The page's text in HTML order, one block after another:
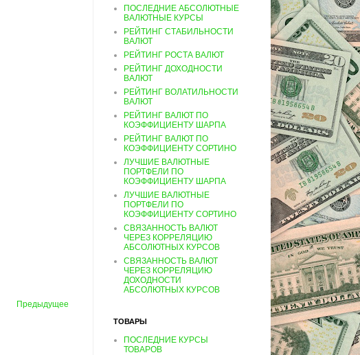
Предыдущее
ПОСЛЕДНИЕ АБСОЛЮТНЫЕ
ВАЛЮТНЫЕ КУРСЫ
РЕЙТИНГ СТАБИЛЬНОСТИ
ВАЛЮТ
РЕЙТИНГ РОСТА ВАЛЮТ
РЕЙТИНГ ДОХОДНОСТИ
ВАЛЮТ
РЕЙТИНГ ВОЛАТИЛЬНОСТИ
ВАЛЮТ
РЕЙТИНГ ВАЛЮТ ПО
КОЭФФИЦИЕНТУ ШАРПА
РЕЙТИНГ ВАЛЮТ ПО
КОЭФФИЦИЕНТУ СОРТИНО
ЛУЧШИЕ ВАЛЮТНЫЕ
ПОРТФЕЛИ ПО
КОЭФФИЦИЕНТУ ШАРПА
ЛУЧШИЕ ВАЛЮТНЫЕ
ПОРТФЕЛИ ПО
КОЭФФИЦИЕНТУ СОРТИНО
СВЯЗАННОСТЬ ВАЛЮТ
ЧЕРЕЗ КОРРЕЛЯЦИЮ
АБСОЛЮТНЫХ КУРСОВ
СВЯЗАННОСТЬ ВАЛЮТ
ЧЕРЕЗ КОРРЕЛЯЦИЮ
ДОХОДНОСТИ
АБСОЛЮТНЫХ КУРСОВ
ТОВАРЫ
ПОСЛЕДНИЕ КУРСЫ
ТОВАРОВ